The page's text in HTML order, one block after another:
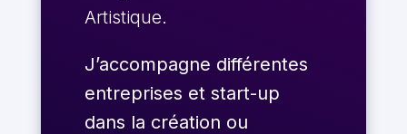
Artistique.
J’accompagne différentes
entreprises et start-up
dans la création ou